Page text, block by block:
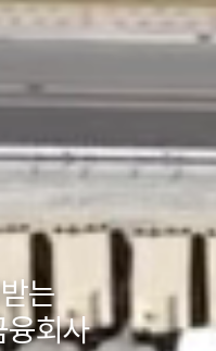
는
융회사